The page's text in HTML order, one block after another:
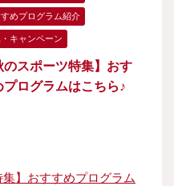
めプログラム紹介
キャンペーン
のスポーツ特集】おす
プログラムはこちら♪
集】おすすめプログラム